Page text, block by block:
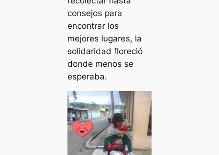
consejos para
encontrar los
mejores lugares, la
solidaridad floreció
donde menos se
esperaba.